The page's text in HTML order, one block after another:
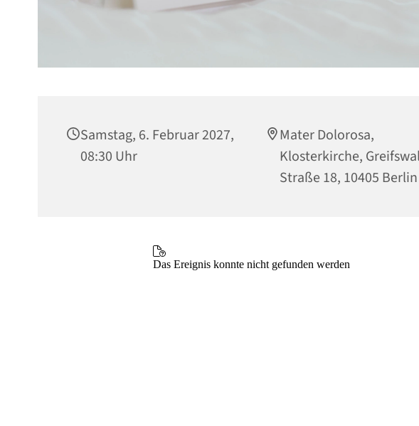
Samstag, 6. Februar 2027,
08:30 Uhr
Mater Dolorosa,
Klosterkirche,
Straße 18, 10405 Berlin